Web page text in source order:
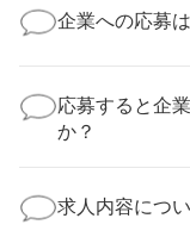
企業への応募
実際に医療キ
の多くは、複
います。
応募すると企
か？
業様に個人情
より詳細な求
求人内容につ